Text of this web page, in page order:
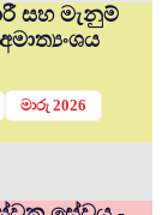
සහ මැනුම්
මාරු 2026